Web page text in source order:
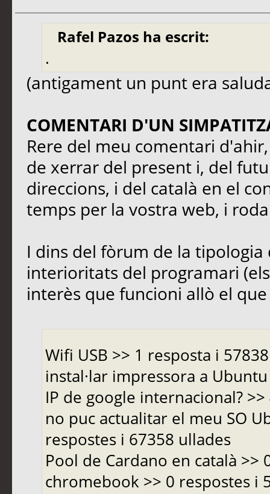
Rafel Pazos ha escrit:
.
(antigament un punt era
COMENTARI D'UN
Rere del meu comentari
de xerrar del present i, del
direccions, i del català en el
temps per la vostra web, i
I dins del fòrum de la
interioritats del programari
interès que funcioni allò el que
Wifi USB >> 1 resposta i
instal·lar impressora a
IP de google internacional?
no puc actualitar el meu SO
respostes i 67358 ullades
Pool de Cardano en català >>
chromebook >> 0 respostes i